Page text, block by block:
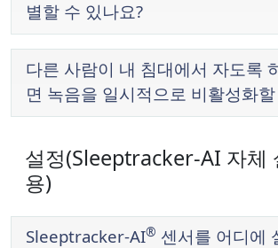
별할 수 있나요?
다른 사람이 내 침대에서 자도록
면 녹음을 일시적으로 비활성화
설정(Sleeptracker-AI 자체
용)
Sleeptracker-AI® 센서를 어디에